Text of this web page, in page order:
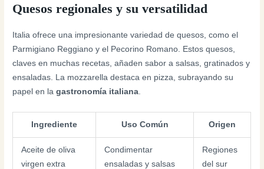
Quesos regionales y su versatilidad
Italia ofrece una impresionante variedad de quesos, como el
Parmigiano Reggiano y el Pecorino Romano. Estos quesos,
claves en muchas recetas, añaden sabor a salsas, gratinados y
ensaladas. La mozzarella destaca en pizza, subrayando su
papel en lagastronomía italiana
Ingrediente Uso Común Origen
Aceite de oliva
virgen extra
Condimentar
ensaladas y salsas
Regiones
del sur